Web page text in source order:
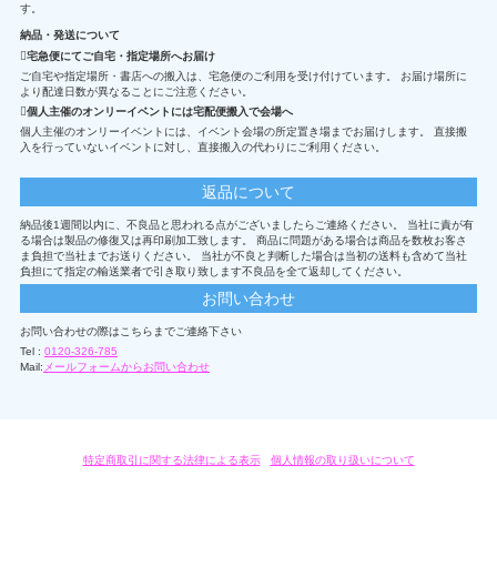
す。
納品・発送について
宅急便にてご自宅・指定場所へお届け
ご自宅や指定場所・書店への搬入は、宅急便のご利用を受け付けています。 お届け場所に
より配達日数が異なることにご注意ください。
個人主催のオンリーイベントには宅配便搬入で会場へ
個人主催のオンリーイベントには、イベント会場の所定置き場までお届けします。 直接搬
入を行っていないイベントに対し、直接搬入の代わりにご利用ください。
返品について
納品後1週間以内に、不良品と思われる点がございましたらご連絡ください。 当社に責が有
る場合は製品の修復又は再印刷加工致します。 商品に問題がある場合は商品を数枚お客さ
ま負担で当社までお送りください。 当社が不良と判断した場合は当初の送料も含めて当社
負担にて指定の輸送業者で引き取り致します不良品を全て返却してください。
お問い合わせ
お問い合わせの際はこちらまでご連絡下さい
Tel : 0120-326-785
Mail: メールフォームからお問い合わせ
特定商取引に関する法律による表示/ 個人情報の取り扱いについて